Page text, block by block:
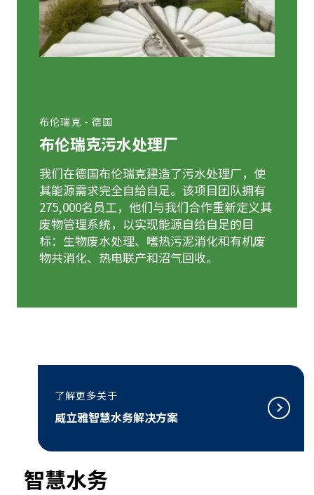
布伦瑞克 - 德国
布伦瑞克污水处理厂
我们在德国布伦瑞克建造了污水处理厂，使
其能源需求完全自给自足。该项目团队拥有
275,000名员工，他们与我们合作重新定义其
废物管理系统，以实现能源自给自足的目
标：生物废水处理、嗜热污泥消化和有机废
物共消化、热电联产和沼气回收。
了解更多关于
威立雅智慧水务解决方案
智慧水务